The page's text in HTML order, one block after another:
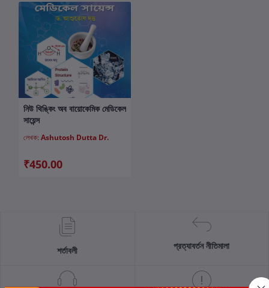
কার্টে যোগ করুন
নিউ থিঙ্কিং অব বায়োকেমিক মেডিকেল
সায়েন্স
লেখক: Ashutosh Dutta Dr.
₹450.00
শর্তাবলী প্রত্যাবর্তন নীতিমালা